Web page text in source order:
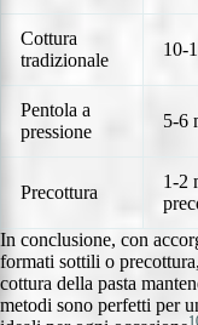
Cottura
tradizionale
10-
Pentola a
pressione
5-6
Precottura
1-2
In conclusione, con
formati sottili o
cottura della pasta
metodi sono perfetti per